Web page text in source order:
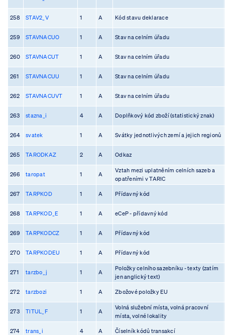
258 STAV2_V 1 A Kód stavu deklarace
259 STAVNACUO 1 A Stav na celním úřadu
260 STAVNACUT 1 A Stav na celním úřadu
261 STAVNACUU 1 A Stav na celním úřadu
262 STAVNACUVT 1 A Stav na celním úřadu
263 stazna_i 4 A Doplňkový kód zboží (statistický znak)
264 svatek 1 A Svátky jednotlivých zemí a jejich regionů
265 TARODKAZ 2 A Odkaz
266 taropat 1 A
Vztah mezi uplatněním celních sazeb a
opatřeními v TARIC
267 TARPKOD 1 A Přídavný kód
268 TARPKOD_E 1 A eCeP - přídavný kód
269 TARPKODCZ 1 A Přídavný kód
270 TARPKODEU 1 A Přídavný kód
271 tarzbo_j 1 A
Položky celního sazebníku - texty (zatím
jen anglický text)
272 tarzbozi 1 A Zbožové položky EU
273 TITUL_F 1 A
Volná služební místa, volná pracovní
místa, volné lokality
274 trans_i 4 A Číselník kódů transakcí